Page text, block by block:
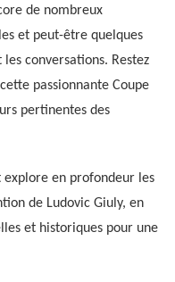
de nombreux
et peut-être quelques
conversations. Restez
passionnante Coupe
pertinentes des
en profondeur les
de Ludovic Giuly, en
et historiques pour une